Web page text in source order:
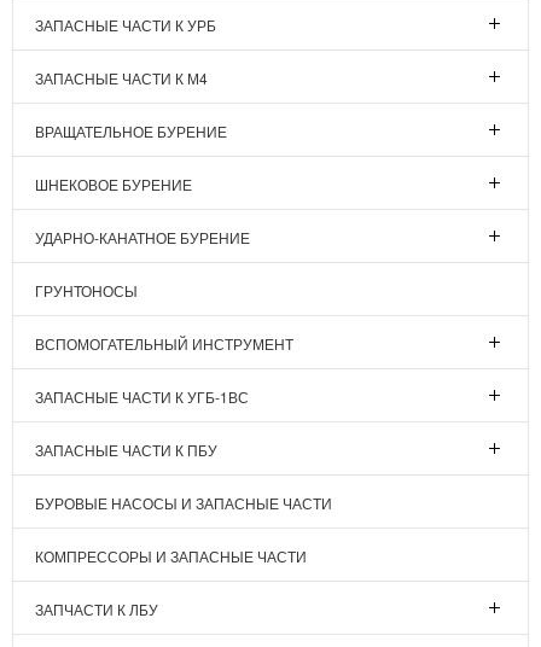
ЗАПАСНЫЕ ЧАСТИ К УРБ
ЗАПАСНЫЕ ЧАСТИ К М4
ВРАЩАТЕЛЬНОЕ БУРЕНИЕ
ШНЕКОВОЕ БУРЕНИЕ
УДАРНО-КАНАТНОЕ БУРЕНИЕ
ГРУНТОНОСЫ
ВСПОМОГАТЕЛЬНЫЙ ИНСТРУМЕНТ
ЗАПАСНЫЕ ЧАСТИ К УГБ-1ВС
ЗАПАСНЫЕ ЧАСТИ К ПБУ
БУРОВЫЕ НАСОСЫ И ЗАПАСНЫЕ ЧАСТИ
КОМПРЕССОРЫ И ЗАПАСНЫЕ ЧАСТИ
ЗАПЧАСТИ К ЛБУ